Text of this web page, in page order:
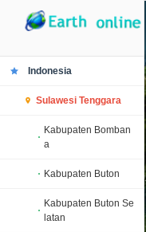
Indonesia
Sulawesi Tenggara
Kabupaten Bomban
a
Kabupaten Buton
Kabupaten Buton Se
latan